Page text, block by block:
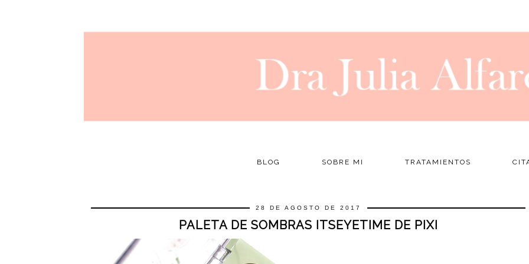
BLOG SOBRE MI TRATAMIENTOS
28 DE AGOSTO DE 2017
PALETA DE SOMBRAS ITSEYETIME DE PIXI